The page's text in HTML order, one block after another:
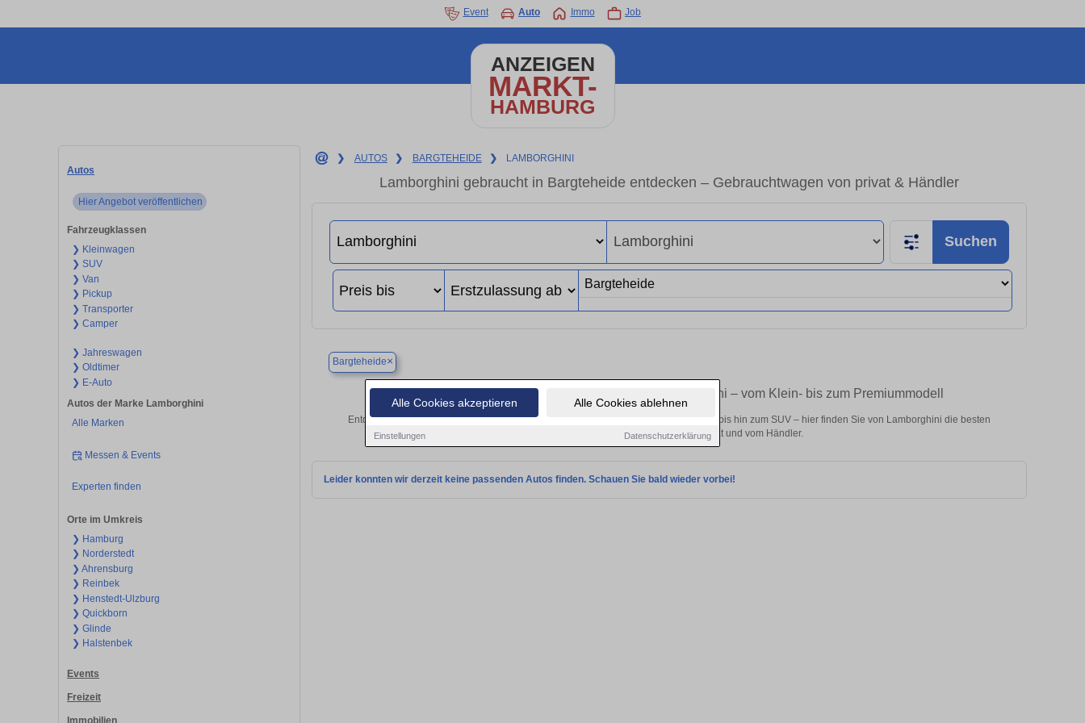
Alle Cookies akzeptieren Alle Cookies ablehnen
Einstellungen Datenschutzerklärung
Event Auto Immo Job
ANZEIGEN
MARKT-
HAMBURG
Autos
Hier Angebot veröffentlichen
Fahrzeugklassen
❯ Kleinwagen
❯ SUV
❯ Van
❯ Pickup
❯ Transporter
❯ Camper
❯ Jahreswagen
❯ Oldtimer
❯ E-Auto
Autos der Marke Lamborghini
Alle Marken
Messen & Events
Experten finden
Orte im Umkreis
❯ Hamburg
❯ Norderstedt
❯ Ahrensburg
❯ Reinbek
❯ Henstedt-Ulzburg
❯ Quickborn
❯ Glinde
❯ Halstenbek
Events
Freizeit
Immobilien
❯ AUTOS ❯ BARGTEHEIDE ❯ LAMBORGHINI
Lamborghini gebraucht in Bargteheide entdecken – Gebrauchtwagen von privat & Händler
Suchen
Bargteheide×
Finden Sie in Bargteheide Ihren gebrauchten Lamborghini – vom Klein- bis zum Premiummodell
Entdecken Sie in Bargteheide gebrauchte Lamborghini Fahrzeuge. Von Kleinwagen bis hin zum SUV – hier finden Sie von Lamborghini die besten
Gebrauchtwagen in Bargteheide von privat und vom Händler.
Leider konnten wir derzeit keine passenden Autos finden. Schauen Sie bald wieder vorbei!